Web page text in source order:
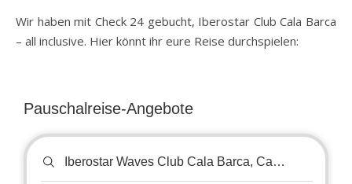
Wir haben mit Check 24 gebucht, Iberostar Club Cala Barca
– all inclusive. Hier könnt ihr eure Reise durchspielen: